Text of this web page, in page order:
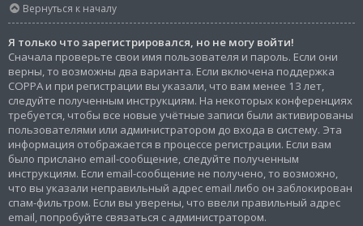
Вернуться к началу
Я только что зарегистрировался, но не могу войти!
Сначала проверьте свои имя пользователя и пароль. Если они
верны, то возможны два варианта. Если включена поддержка
COPPA и при регистрации вы указали, что вам менее 13 лет,
следуйте полученным инструкциям. На некоторых конференциях
требуется, чтобы все новые учётные записи были активированы
пользователями или администратором до входа в систему. Эта
информация отображается в процессе регистрации. Если вам
было прислано email-сообщение, следуйте полученным
инструкциям. Если email-сообщение не получено, то возможно,
что вы указали неправильный адрес email либо он заблокирован
спам-фильтром. Если вы уверены, что ввели правильный адрес
email, попробуйте связаться с администратором.